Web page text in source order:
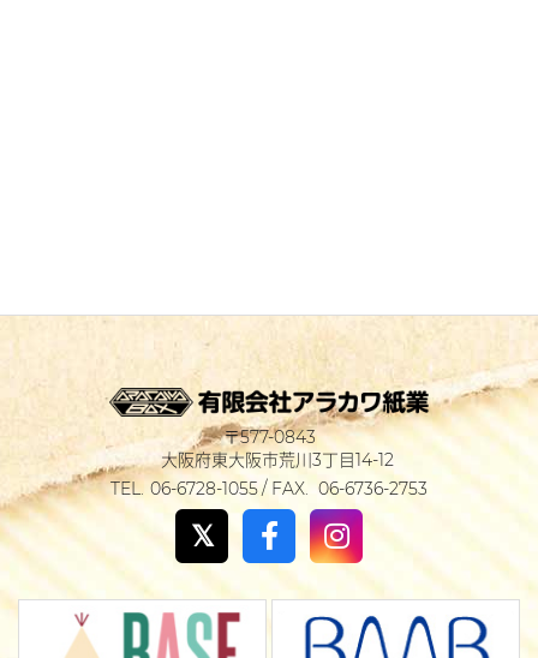
577-0843
大阪府東大阪市荒川3丁目14-12
06-6728-1055
06-6736-2753